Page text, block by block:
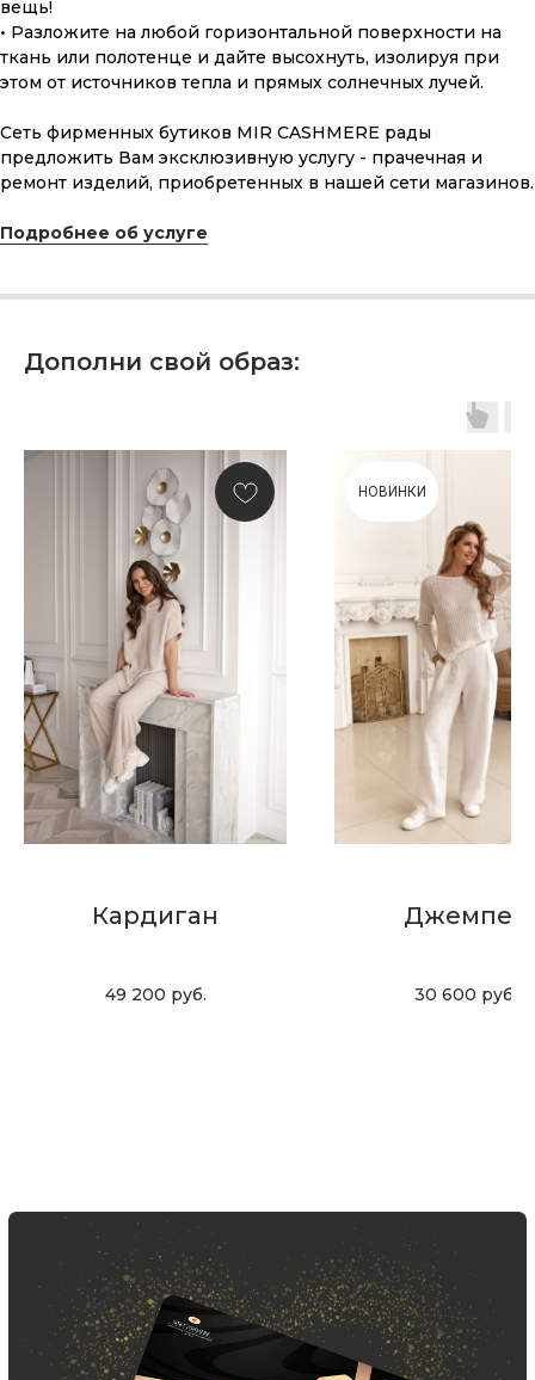
вещь!
• Разложите на любой горизонтальной поверхности на
ткань или полотенце и дайте высохнуть, изолируя при
этом от источников тепла и прямых солнечных лучей.
Сеть фирменных бутиков MIR CASHMERE рады
предложить Вам эксклюзивную услугу - прачечная и
ремонт изделий, приобретенных в нашей сети магазинов.
Подробнее об услуге
Дополни свой образ:
Кардиган
49 200 руб.
НОВИНКИ
Джемпер
30 600 руб.
Что может быть лучше подарка,
Скидка 10% за подписку
на Телеграм канал
Новинки, акции, подарки
и модный журнал — всё это
в нашем телеграмм канале:
MIR CASHMERE Official